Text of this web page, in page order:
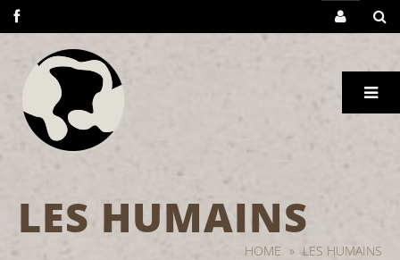
LES HUMAINS
HOME » LES HUMAINS